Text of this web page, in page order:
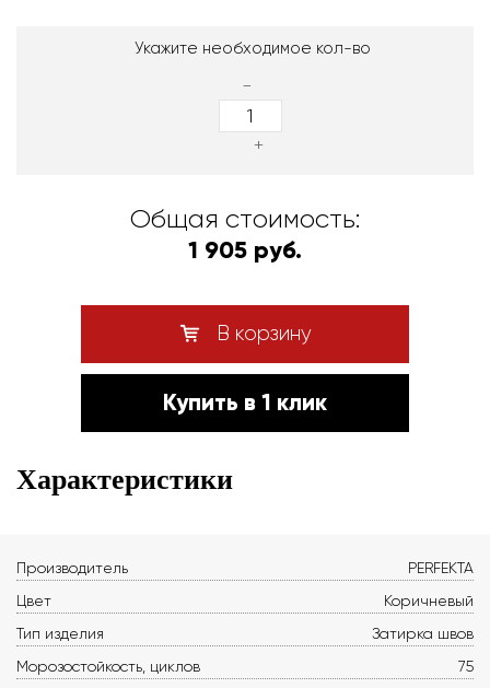
Укажите необходимое кол-во
-
+
Общая стоимость:
1 905 руб.
В корзину
Купить в 1 клик
Характеристики
Производитель
PERFEKTA
Цвет
Коричневый
Тип изделия
Затирка швов
Морозостойкость, циклов
75